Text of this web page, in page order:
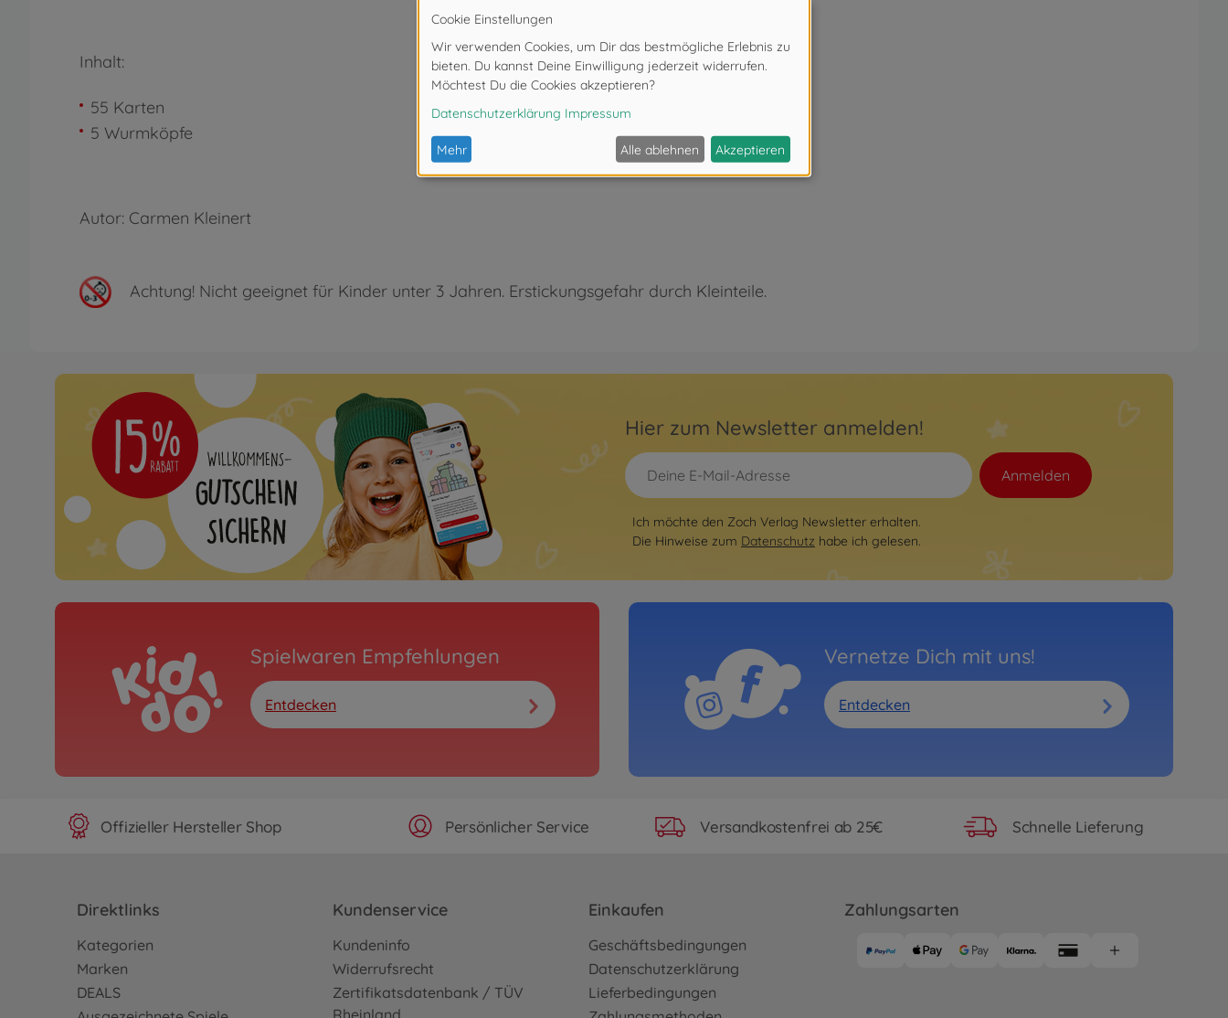
Inhalt:
55 Karten
5 Wurmköpfe
Autor: Carmen Kleinert
Achtung! Nicht geeignet für Kinder unter 3 Jahren. Erstickungsgefahr durch Kleinteile.
Hier zum Newsletter anmelden!
Anmelden
Ich möchte den Zoch Verlag Newsletter erhalten.
Die Hinweise zum Datenschutz habe ich gelesen.
Spielwaren Empfehlungen
Entdecken
Vernetze Dich mit uns!
Entdecken
Offizieller Hersteller Shop Persönlicher Service Versandkostenfrei ab 25€ Schnelle Lieferung
Direktlinks
Kategorien
Marken
DEALS
Kundenservice
Kundeninfo
Widerrufsrecht
Zertifikatsdatenbank / TÜV
Rheinland
Einkaufen
Geschäftsbedingungen
Datenschutzerklärung
Lieferbedingungen
Zahlungsarten